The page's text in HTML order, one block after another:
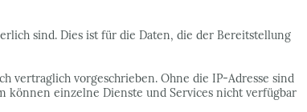
sind. Dies ist für die Daten, die der Bereitstellung
vertraglich vorgeschrieben. Ohne die IP-Adresse sind
können einzelne Dienste und Services nicht verfügbar